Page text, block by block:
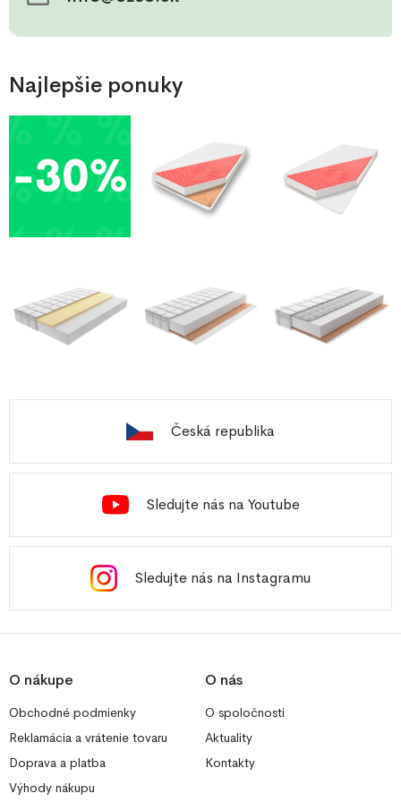
Najlepšie ponuky
Česká republika
Sledujte nás na Youtube
Sledujte nás na Instagramu
O nákupe
Obchodné podmienky
Reklamácia a vrátenie tovaru
Doprava a platba
Výhody nákupu
O nás
O spoločnosti
Aktuality
Kontakty